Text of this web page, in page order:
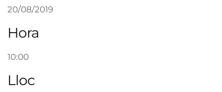
20/08/2019
Hora
10:00
Lloc